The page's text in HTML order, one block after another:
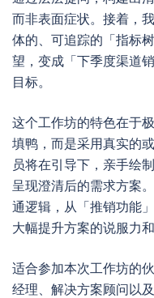
而非表面症状。接着，
体的、可追踪的「指标
望，变成「下季度渠道
目标。
这个工作坊的特色在于
填鸭，而是采用真实的
员将在引导下，亲手绘
呈现澄清后的需求方案
通逻辑，从「推销功能
大幅提升方案的说服力
适合参加本次工作坊的
经理、解决方案顾问以